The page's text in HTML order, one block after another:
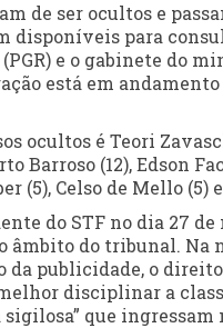
de ser ocultos e
disponíveis para
e o gabinete do
está em
ocultos é Teori
Barroso (12), Edson
(5), Celso de Mello (5)
do STF no dia 27
âmbito do tribunal.
publicidade, o
disciplinar a
que ingressam